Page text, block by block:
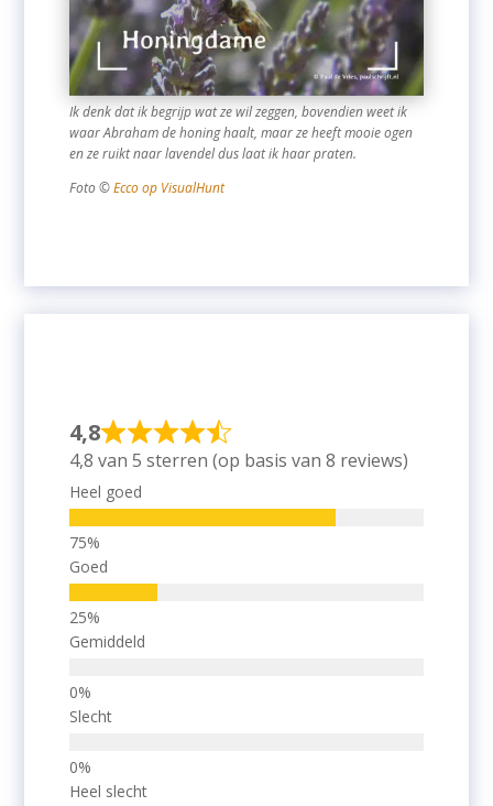
Ik denk dat ik begrijp wat ze wil zeggen, bovendien weet ik
waar Abraham de honing haalt, maar ze heeft mooie ogen
en ze ruikt naar lavendel dus laat ik haar praten.
Foto ©Ecco op VisualHunt
4,8
4,8 van 5 sterren (op basis van 8 reviews)
Heel goed
Goed
Gemiddeld
Slecht
Heel slecht